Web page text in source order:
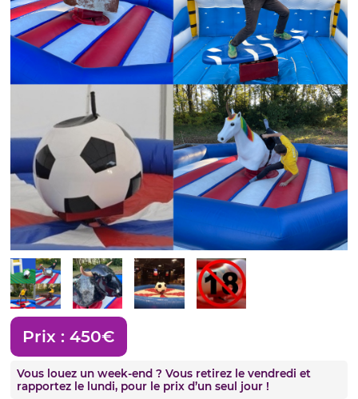
Prix :450€
Vous louez un week-end ? Vous retirez le vendredi et
rapportez le lundi, pour le prix d’un seul jour !